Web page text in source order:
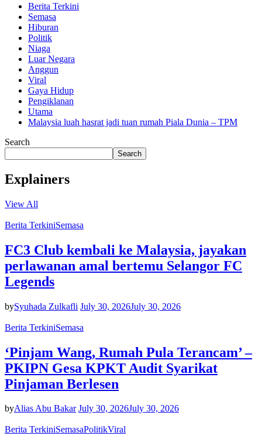
Berita Terkini
Semasa
Hiburan
Politik
Niaga
Luar Negara
Anggun
Viral
Gaya Hidup
Pengiklanan
Utama
Malaysia luah hasrat jadi tuan rumah Piala Dunia – TPM
Search
Search
Explainers
View All
Berita TerkiniSemasa
FC3 Club kembali ke Malaysia, jayakan
perlawanan amal bertemu Selangor FC
Legends
bySyuhada Zulkafli July 30, 2026July 30, 2026
Berita TerkiniSemasa
‘Pinjam Wang, Rumah Pula Terancam’ –
PKIPN Gesa KPKT Audit Syarikat
Pinjaman Berlesen
byAlias Abu Bakar July 30, 2026July 30, 2026
Berita TerkiniSemasaPolitikViral